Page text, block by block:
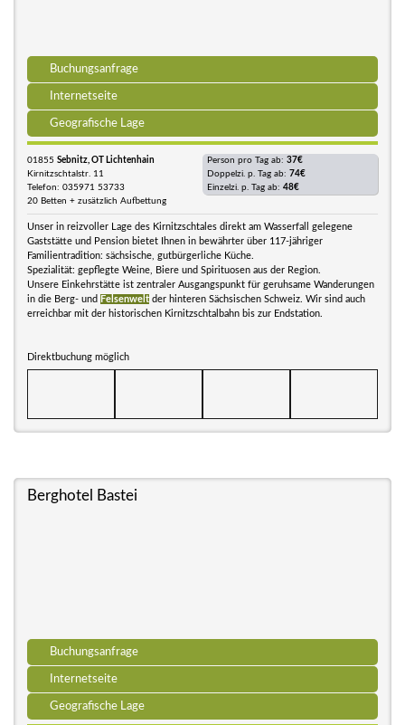
Buchungsanfrage
Internetseite
Geografische Lage
01855 Sebnitz, OT Lichtenhain
Kirnitzschtalstr. 11
Telefon: 035971 53733
20 Betten + zusätzlich Aufbettung
Person pro Tag ab: 37€
Doppelzi. p. Tag ab: 74€
Einzelzi. p. Tag ab: 48€
Unser in reizvoller Lage des Kirnitzschtales direkt am Wasserfall gelegene
Gaststätte und Pension bietet Ihnen in bewährter über 117-jähriger
Familientradition: sächsische, gutbürgerliche Küche.
Spezialität: gepflegte Weine, Biere und Spirituosen aus der Region.
Unsere Einkehrstätte ist zentraler Ausgangspunkt für geruhsame Wanderungen
in die Berg- und Felsenwelt der hinteren Sächsischen Schweiz. Wir sind auch
erreichbar mit der historischen Kirnitzschtalbahn bis zur Endstation.
Direktbuchung möglich
Berghotel Bastei
Buchungsanfrage
Internetseite
Geografische Lage